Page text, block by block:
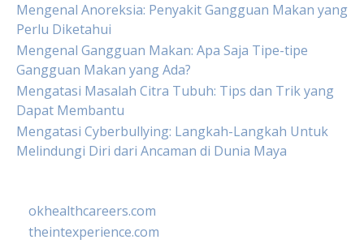
Mengenal Anoreksia: Penyakit Gangguan Makan yang
Perlu Diketahui
Mengenal Gangguan Makan: Apa Saja Tipe-tipe
Gangguan Makan yang Ada?
Mengatasi Masalah Citra Tubuh: Tips dan Trik yang
Dapat Membantu
Mengatasi Cyberbullying: Langkah-Langkah Untuk
Melindungi Diri dari Ancaman di Dunia Maya
okhealthcareers.com
theintexperience.com